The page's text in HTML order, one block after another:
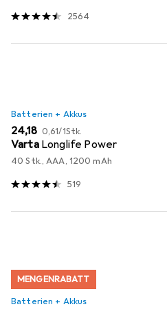
2564
Batterien + Akkus
EUR
24,18 EUR
0,61/1Stk.
Varta Longlife Power
40 Stk., AAA, 1200 mAh
519
MENGENRABATT
Batterien + Akkus